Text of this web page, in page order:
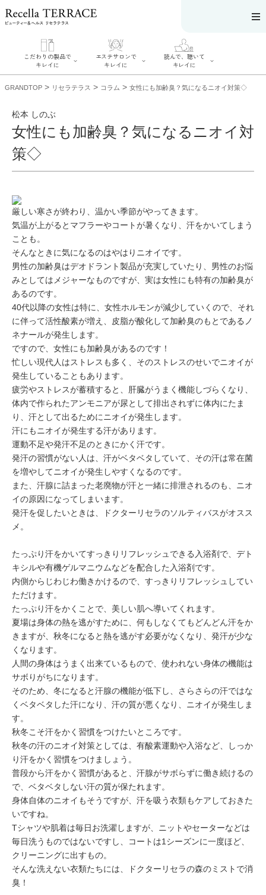
こだわりの製品で
キレイに
こだわりの製品
でキレイに
SERIES#01 私た
SERIES#03 無
添加化粧品につ
いて
エステサロンで
キレイに
リフティング認
す
リフティング認
定とは？
読んで、聴いて
キレイに
リセラジャーナ
奥迫協子スペシ
ャルコンテンツ
お悩みから記事
を探す
のしわ
るみ
ミューズへの伝
言
コラム
GRANDTOP > リセラテラス > コラム > 女性にも加齢臭？気になるニオイ対策◇
松本 しのぶ
女性にも加齢臭？気になるニオイ対
策◇
厳しい寒さが終わり、温かい季節がやってきます。
気温が上がるとマフラーやコートが暑くなり、汗をかいてしまう
ことも。
そんなときに気になるのはやはり ニオイです。
男性の加齢臭はデオドラント製品が充実していたり、男性のお悩
みとしてはメジャーなものですが、実は女性にも特有の加齢臭が
あるのです。
40代以降の女性は特に、 女性ホルモンが減少していくので、それ
に伴って活性酸素が増え、皮脂が酸化して加齢臭のもとである ノ
ネナールが発生します。
ですので、女性にも加齢臭があるのです！
忙しい現代人はストレスも多く、そのストレスのせいでニオイが
発生していることもあります。
疲労やストレスが蓄積すると、 肝臓がうまく機能しづらくなり、
体内で作られたアンモニアが尿として排出されずに体内にたま
り、汗として出るためにニオイが発生します。
汗にもニオイが発生する汗があります。
運動不足や発汗不足のときにかく汗です。
発汗の習慣がない人は、汗がベタベタしていて、その汗は常在菌
を増やしてニオイが発生しやすくなるのです。
また、汗腺に詰まった老廃物が汗と一緒に排泄されるのも、ニオ
イの原因になってしまいます。
発汗を促したいときは、ドクターリセラのソルティバスがオスス
メ。
たっぷり汗をかいてすっきりリフレッシュできる入浴剤で、 デト
キシルや有機ゲルマニウムなどを配合した入浴剤です。
内側からじわじわ働きかけるので、すっきりリフレッシュしてい
ただけます。
たっぷり汗をかくことで、美しい肌へ導いてくれます。
夏場は身体の熱を逃がすために、何もしなくてもどんどん汗をか
きますが、秋冬になると熱を逃がす必要がなくなり、発汗が少な
くなります。
人間の身体はうまく出来ているもので、使われない身体の機能は
サボりがちになります。
そのため、冬になると汗腺の機能が低下し、さらさらの汗ではな
くベタベタした汗になり、汗の質が悪くなり、ニオイが発生しま
す。
秋冬こそ汗をかく習慣をつけたいところです。
秋冬の汗のニオイ対策としては、 有酸素運動や入浴など、しっか
り汗をかく習慣をつけましょう。
普段から汗をかく習慣があると、汗腺がサボらずに働き続けるの
で、ベタベタしない汗の質が保たれます。
身体自体のニオイもそうですが、汗を吸う衣類もケア しておきた
いですね。
Tシャツや肌着は毎日お洗濯しますが、ニットやセーターなどは
毎日洗うものではないですし、コートは1シーズンに一度ほど、
クリーニングに出すもの。
そんな洗えない衣類たちには、ドクターリセラの森のミスト で消
臭！